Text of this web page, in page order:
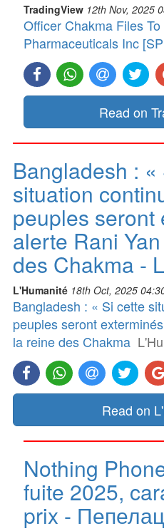
TradingView 12th Nov, 2025
Officer Chakma Files
Pharmaceuticals Inc
Read on
Bangladesh : «
situation
peuples seront
alerte Rani
des Chakma -
L'Humanité 18th Oct, 2025
Bangladesh : « Si cette
peuples seront
la reine des Chakma
Read on
Nothing
fuite 2025,
prix -